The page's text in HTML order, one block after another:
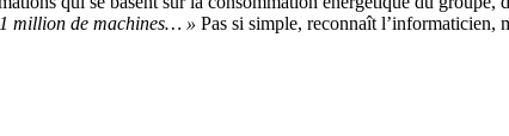
million de machines… » Pas si simple, reconnaît l’informaticien,